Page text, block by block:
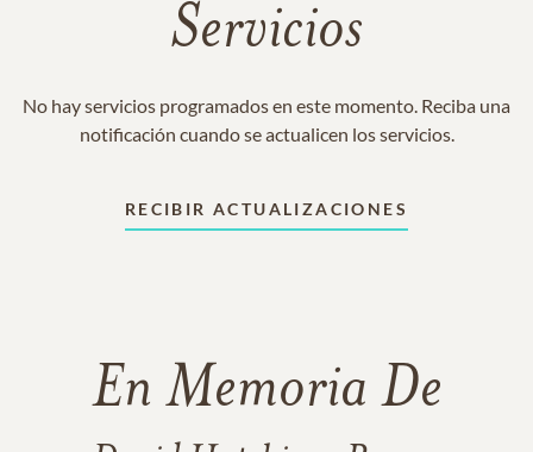
Servicios
No hay servicios programados en este momento. Reciba una
notificación cuando se actualicen los servicios.
RECIBIR ACTUALIZACIONES
En Memoria De